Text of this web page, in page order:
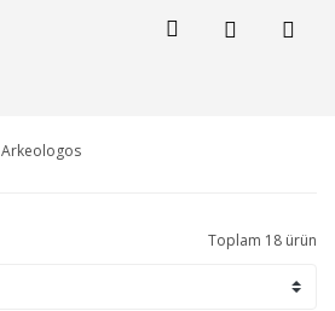
Arkeologos
Toplam 18 ürün